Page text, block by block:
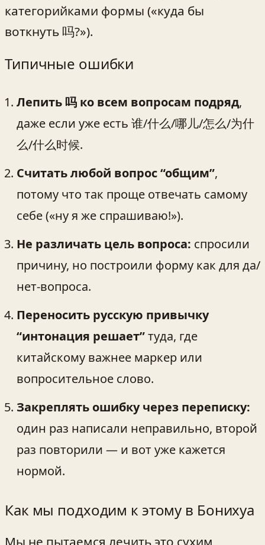
категорийками формы («куда бы
воткнуть 吗?»).
Типичные ошибки
Лепить 吗 ко всем вопросам подряд,
даже если уже есть 谁/什么/哪儿/怎么/为什
么/什么时候.
Считать любой вопрос “общим”,
потому что так проще отвечать самому
себе («ну я же спрашиваю!»).
Не различать цель вопроса: спросили
причину, но построили форму как для да/
нет-вопроса.
Переносить русскую привычку
“интонация решает”туда, где
китайскому важнее маркер или
вопросительное слово.
Закреплять ошибку через переписку:
один раз написали неправильно, второй
раз повторили — и вот уже кажется
нормой.
Как мы подходим к этому в Бонихуа
Мы не пытаемся лечить это сухим